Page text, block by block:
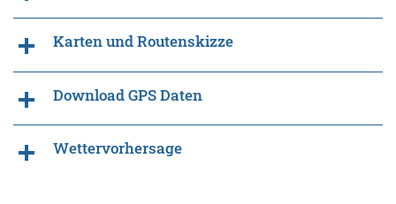
Karten und Routenskizze
Download GPS Daten
Wettervorhersage